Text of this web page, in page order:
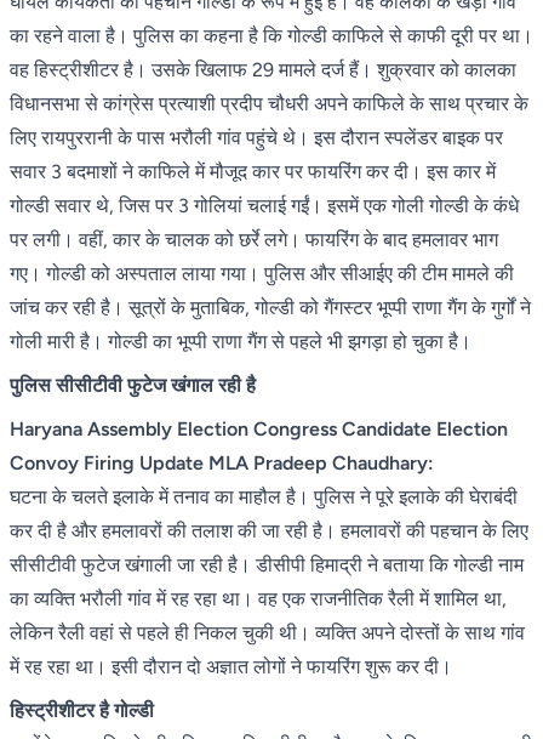
का रहने वाला है। पुलिस का कहना है कि गोल्डी काफिले से काफी दूरी पर था।
वह हिस्ट्रीशीटर है। उसके खिलाफ 29 मामले दर्ज हैं। शुक्रवार को कालका
विधानसभा से कांग्रेस प्रत्याशी प्रदीप चौधरी अपने काफिले के साथ प्रचार के
लिए रायपुररानी के पास भरौली गांव पहुंचे थे। इस दौरान स्पलेंडर बाइक पर
सवार 3 बदमाशों ने काफिले में मौजूद कार पर फायरिंग कर दी। इस कार में
गोल्डी सवार थे, जिस पर 3 गोलियां चलाई गईं। इसमें एक गोली गोल्डी के कंधे
पर लगी। वहीं, कार के चालक को छर्रे लगे। फायरिंग के बाद हमलावर भाग
गए। गोल्डी को अस्पताल लाया गया। पुलिस और सीआईए की टीम मामले की
जांच कर रही है। सूत्रों के मुताबिक, गोल्डी को गैंगस्टर भूप्पी राणा गैंग के गुर्गों ने
गोली मारी है। गोल्डी का भूप्पी राणा गैंग से पहले भी झगड़ा हो चुका है।
पुलिस सीसीटीवी फुटेज खंगाल रही है
Haryana Assembly Election Congress Candidate Election
Convoy Firing Update MLA Pradeep Chaudhary:
घटना के चलते इलाके में तनाव का माहौल है। पुलिस ने पूरे इलाके की घेराबंदी
कर दी है और हमलावरों की तलाश की जा रही है। हमलावरों की पहचान के लिए
सीसीटीवी फुटेज खंगाली जा रही है। डीसीपी हिमाद्री ने बताया कि गोल्डी नाम
का व्यक्ति भरौली गांव में रह रहा था। वह एक राजनीतिक रैली में शामिल था,
लेकिन रैली वहां से पहले ही निकल चुकी थी। व्यक्ति अपने दोस्तों के साथ गांव
में रह रहा था। इसी दौरान दो अज्ञात लोगों ने फायरिंग शुरू कर दी।
हिस्ट्रीशीटर है गोल्डी